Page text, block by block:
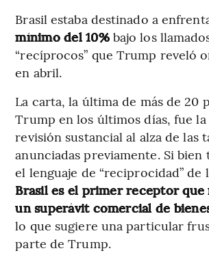
Brasil estaba destinado a
mínimo del 10%bajo los
“recíprocos” que Trump reveló
en abril.
La carta, la última de más de 20
Trump en los últimos días, fue
revisión sustancial al alza de las
anunciadas previamente. Si bien
el lenguaje de “reciprocidad” de
Brasil es el primer receptor
un superávit comercial de
lo que sugiere una particular
parte de Trump.